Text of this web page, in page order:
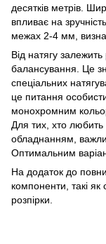
десятків метрів.
впливає на
межах 2-4 мм,
Від натягу залежить
балансування. Це
спеціальних
це питання
монохромним
Для тих, хто любить
обладнанням,
Оптимальним
На додаток до
компоненти, такі як
розпірки.